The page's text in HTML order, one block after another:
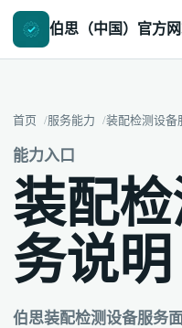
伯思（中国）官方
首页 服务能力 装配检测设备
能力入口
装配
务说明
伯思装配检测设备服务